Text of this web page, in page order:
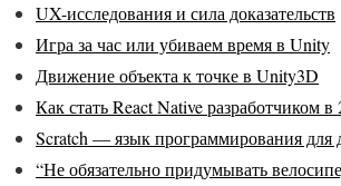
UX-исследования и сила доказательств
Игра за час или убиваем время в Unity
Движение объекта к точке в Unity3D
Как стать React Native разработчиком в
Scratch — язык программирования для
“Не обязательно придумывать